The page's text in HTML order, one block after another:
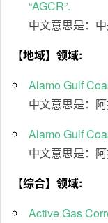
“AGCR”.
中文意思是：
【地域】领域:
Alamo Gulf
中文意思是：
Alamo Gulf
中文意思是：
【综合】领域:
Active Gas